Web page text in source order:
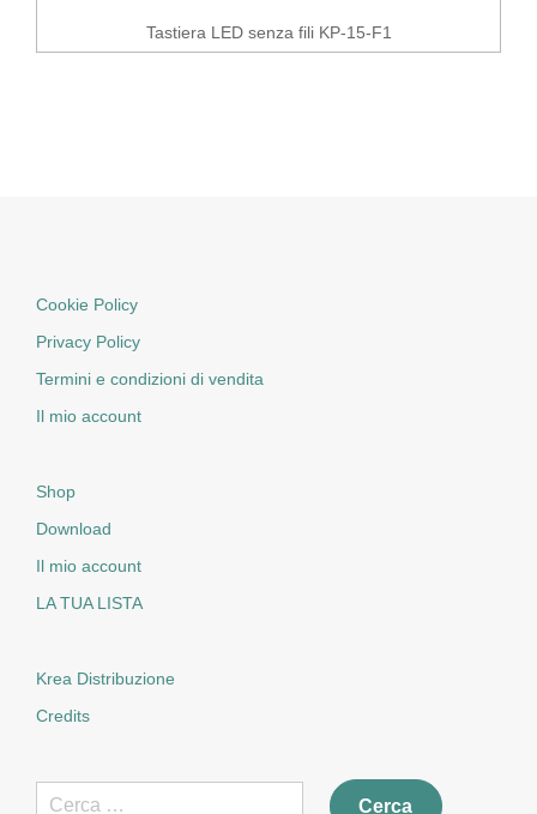
Tastiera LED senza fili KP-15-F1
Cookie Policy
Privacy Policy
Termini e condizioni di vendita
Il mio account
Shop
Download
Il mio account
LA TUA LISTA
Krea Distribuzione
Credits